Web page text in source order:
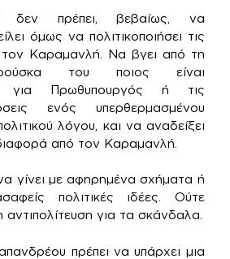
δεν πρέπει, βεβαίως, να
όμως να πολιτικοποιήσει τις
Καραμανλή. Να βγει από τη
του ποιος είναι
για Πρωθυπουργός ή τις
ενός υπερθερμασμένου
λόγου, και να αναδείξει
από τον Καραμανλή.
γίνει με αφηρημένα σχήματα ή
πολιτικές ιδέες. Ούτε
αντιπολίτευση για τα σκάνδαλα.
πρέπει να υπάρχει μια